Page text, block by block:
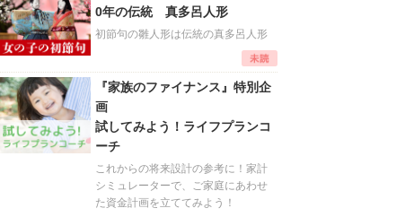
0年の伝統 真多呂人形
初節句の雛人形は伝統の真多呂人形
『家族のファイナンス』特別企
画
試してみよう！ライフプランコ
ーチ
これからの将来設計の参考に！家計
シミュレーターで、ご家庭にあわせ
た資金計画を立ててみよう！